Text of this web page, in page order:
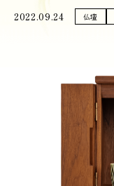
店舗と会社のご案内
おぶつだんの佐倉
2022.09.24 仏壇